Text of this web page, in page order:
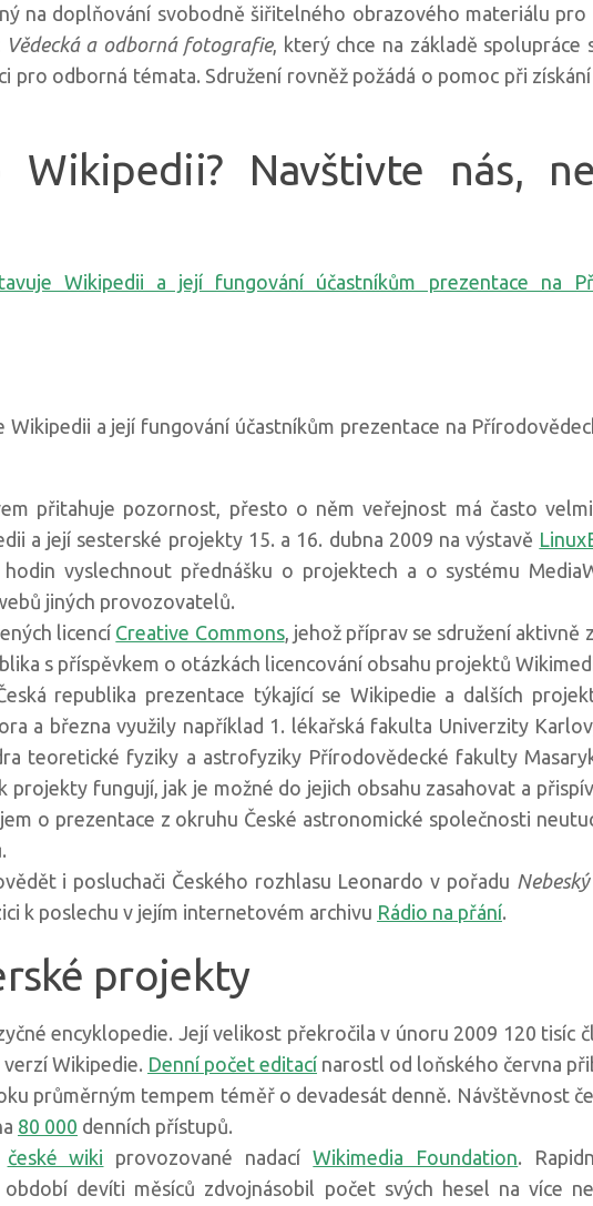
na doplňování svobodně šiřitelného obrazového materiálu pro
Vědecká a odborná fotografie, který chce na základě spolupráce
odborná témata. Sdružení rovněž požádá o pomoc při
Navštivte nás,
Wikipedii a její fungování účastníkům prezentace na
přitahuje pozornost, přesto o něm veřejnost má často
a její sesterské projekty 15. a 16. dubna 2009 na výstavě
vyslechnout přednášku o projektech a o systému
jiných provozovatelů.
licencí Creative Commons, jehož příprav se sdružení aktivně
s příspěvkem o otázkách licencování obsahu projektů
republika prezentace týkající se Wikipedie a dalších
a března využily například 1. lékařská fakulta Univerzity
teoretické fyziky a astrofyziky Přírodovědecké fakulty
fungují, jak je možné do jejich obsahu zasahovat a
o prezentace z okruhu České astronomické společnosti
i posluchači Českého rozhlasu Leonardo v pořadu
k poslechu v jejím internetovém archivu Rádio na přání.
projekty
encyklopedie. Její velikost překročila v únoru 2009 120 tisíc
Wikipedie. Denní počet editací narostl od loňského června
průměrným tempem téměř o devadesát denně. Návštěvnost
80 000 denních přístupů.
české wiki provozované nadacíWikimedia Foundation.
devíti měsíců zdvojnásobil počet svých hesel na více